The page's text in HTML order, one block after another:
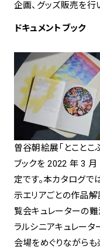
企画、グッズ販売を行
ドキュメントブック
曽谷朝絵展「とことこ
ブックを 2022 年 3
定です。本カタログで
示エリアごとの作品
覧会キュレーターの
ラルシニアキュレータ
会場をめぐりながらも